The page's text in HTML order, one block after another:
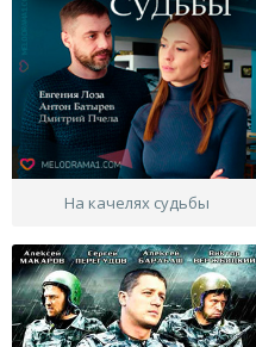
На качелях судьбы